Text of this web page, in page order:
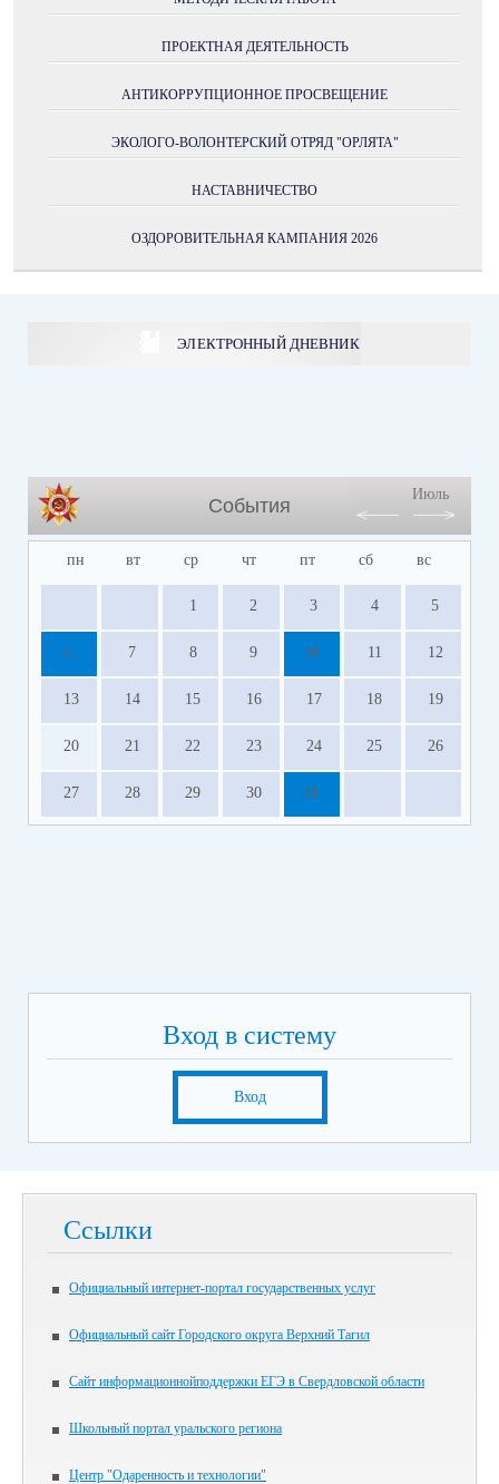
ПРОЕКТНАЯ ДЕЯТЕЛЬНОСТЬ
АНТИКОРРУПЦИОННОЕ ПРОСВЕЩЕНИЕ
ЭКОЛОГО-ВОЛОНТЕРСКИЙ ОТРЯД "ОРЛЯТА"
НАСТАВНИЧЕСТВО
ОЗДОРОВИТЕЛЬНАЯ КАМПАНИЯ 2026
ЭЛЕКТРОННЫЙ ДНЕВНИК
События
Июль
пн вт ср чт пт сб вс
1 2 3 4 5
6 7 8 9 10 11 12
13 14 15 16 17 18 19
20 21 22 23 24 25 26
27 28 29 30 31
Вход в систему
Вход
Ссылки
Официальный интернет-портал государственных услуг
Официальный сайт Городского округа Верхний Тагил
Сайт информационнойподдержки ЕГЭ в Свердловской области
Школьный портал уральского региона
Центр "Одаренность и технологии"